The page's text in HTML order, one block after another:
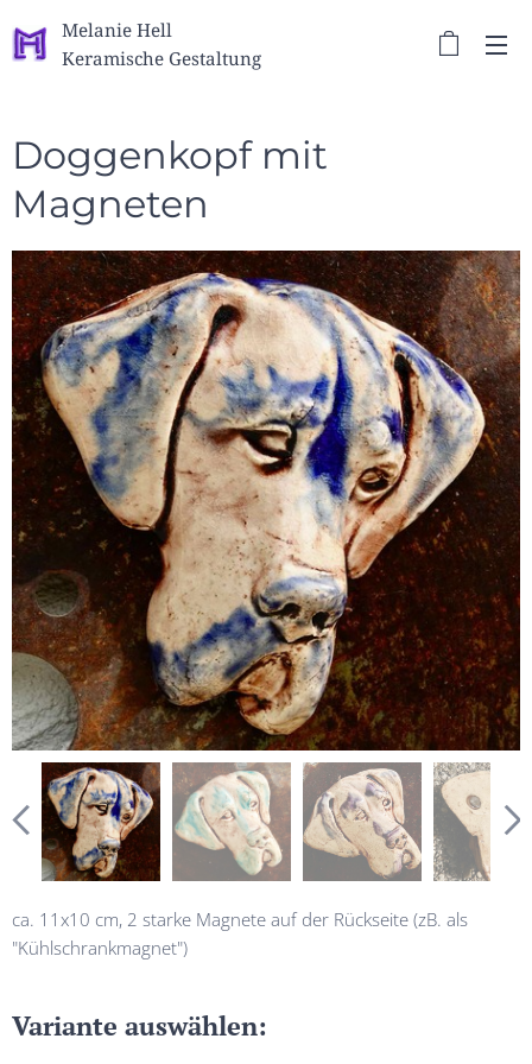
Melanie Hell
Keramische Gestaltung
Doggenkopf mit
Magneten
ca. 11x10 cm, 2 starke Magnete auf der Rückseite (zB. als
"Kühlschrankmagnet")
Variante auswählen: